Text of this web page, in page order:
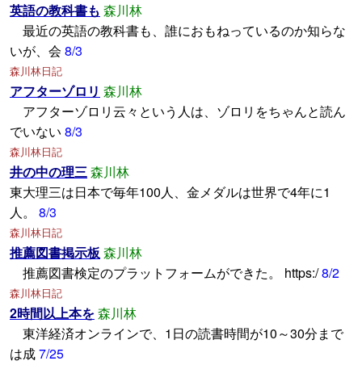
英語の教科書も 森川林
最近の英語の教科書も、誰におもねっているのか知らな
いが、会 8/3
森川林日記
アフターゾロリ 森川林
アフターゾロリ云々という人は、ゾロリをちゃんと読ん
でいない 8/3
森川林日記
井の中の理三森川林
東大理三は日本で毎年100人、金メダルは世界で4年に1
人。 8/3
森川林日記
推薦図書掲示板森川林
推薦図書検定のプラットフォームができた。 https:/8/2
森川林日記
2時間以上本を森川林
東洋経済オンラインで、1日の読書時間が10～30分まで
は成7/25